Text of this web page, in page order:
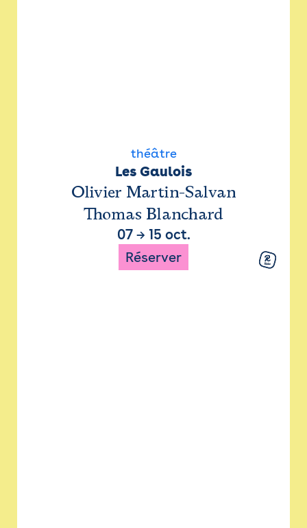
théâtre
Les Gaulois
Olivier Martin-Salvan
Thomas Blanchard
07→ 15 oct.
Réserver